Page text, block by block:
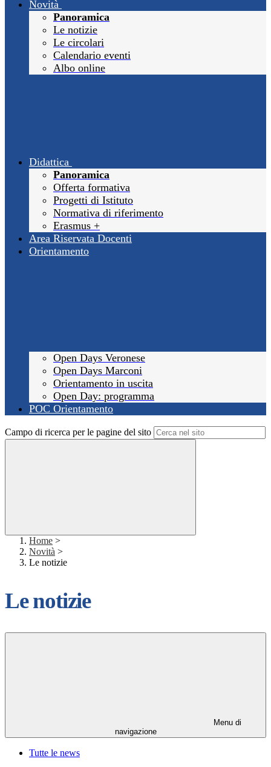
Novità
Panoramica
Le notizie
Le circolari
Calendario eventi
Albo online
Didattica
Panoramica
Offerta formativa
Progetti di Istituto
Normativa di riferimento
Erasmus +
Area Riservata Docenti
Orientamento
Open Days Veronese
Open Days Marconi
Orientamento in uscita
Open Day: programma
POC Orientamento
Campo di ricerca per le pagine del sito
Home >
Novità >
Le notizie
Le notizie
Menu di
navigazione
Tutte le news